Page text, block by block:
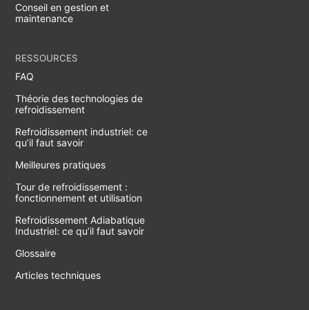
Conseil en gestion et
maintenance
RESSOURCES
FAQ
Théorie des technologies de
refroidissement
Refroidissement industriel: ce
qu’il faut savoir
Meilleures pratiques
Tour de refroidissement :
fonctionnement et utilisation
Refroidissement Adiabatique
Industriel: ce qu’il faut savoir
Glossaire
Articles techniques